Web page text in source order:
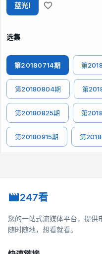
蓝光I
选集
第20180714期 第
第20180804期 第
第20180825期 第
第20180915期 第
247看
您的一站式流媒体平台，提供
随时随地，想看就看。